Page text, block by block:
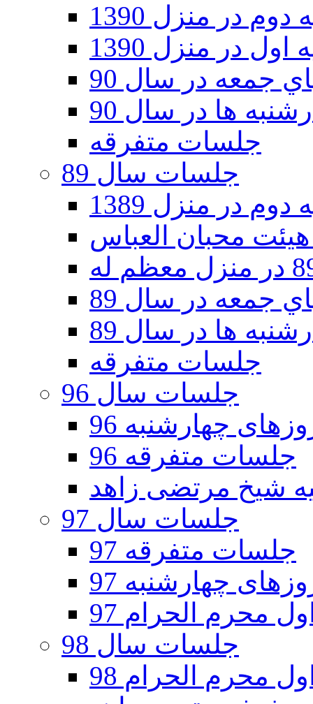
در منزل 1390
در منزل 1390
جمعه در سال 90
ها در سال 90
جلسات متفرقه
جلسات سال 89
در منزل 1389
جمعه در سال 89
ها در سال 89
جلسات متفرقه
جلسات سال 96
چهارشنبه 96
جلسات متفرقه 96
جلسات سال 97
جلسات متفرقه 97
چهارشنبه 97
محرم الحرام 97
جلسات سال 98
محرم الحرام 98